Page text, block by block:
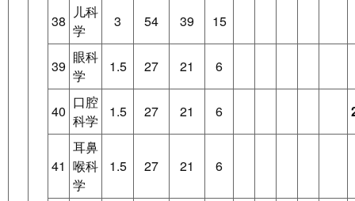
38
儿科
学
3 54 39 15
39
眼科
学
1.5 27 21 6
40
口腔
科学
1.5 27 21 6
41
耳鼻
喉科
学
1.5 27 21 6